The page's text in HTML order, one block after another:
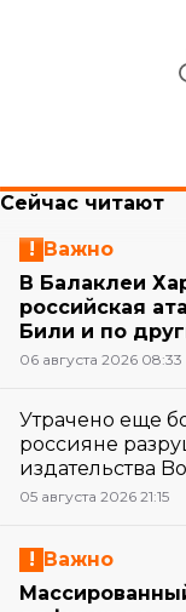
Сейчас читают
Важно
В Балаклеи
российская
Били и по
06 августа 2026 08:33
Утрачено еще
россияне
издательства
05 августа 2026 21:15
Важно